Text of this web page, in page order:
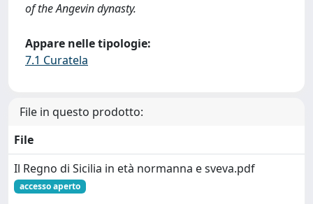
of the Angevin dynasty.
Appare nelle tipologie:
7.1 Curatela
File in questo prodotto:
File
Il Regno di Sicilia in età normanna e sveva.pdf
accesso aperto